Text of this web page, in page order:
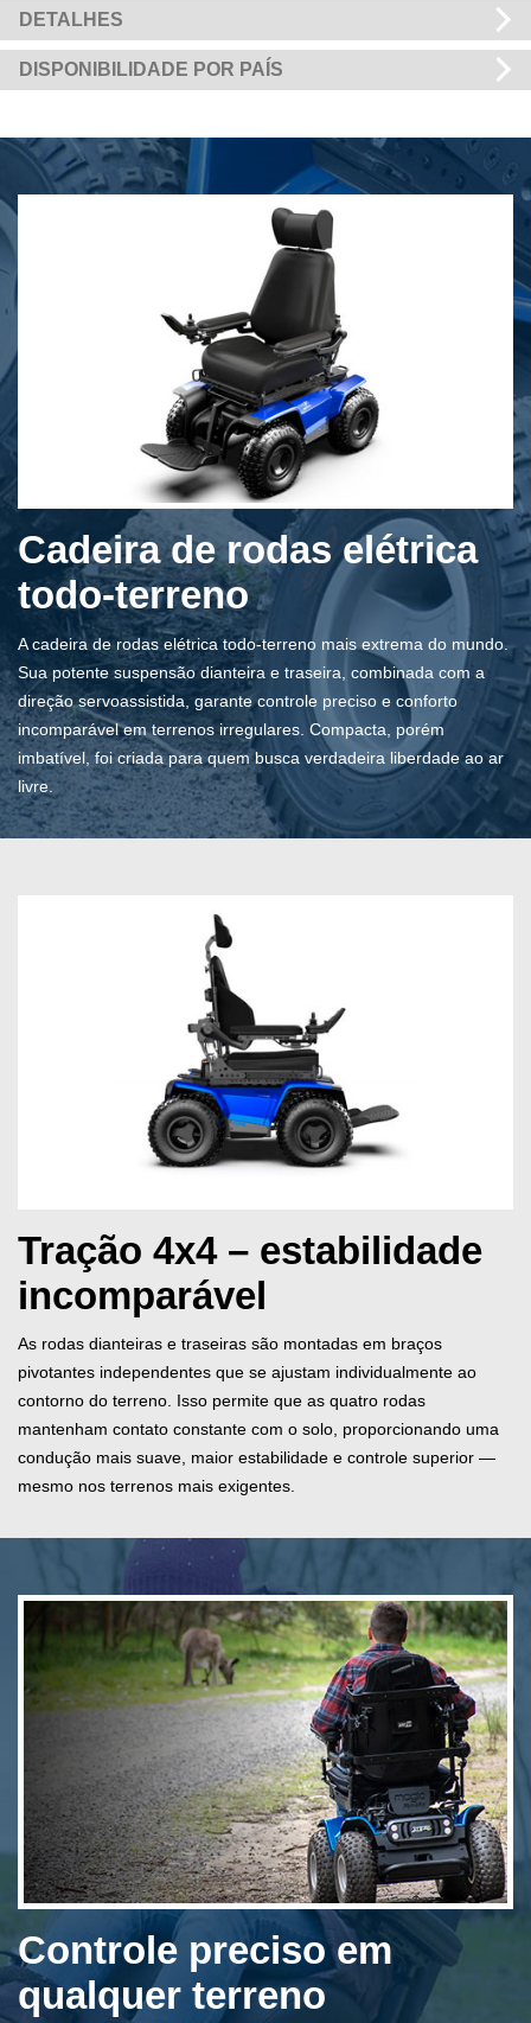
DETALHES
DISPONIBILIDADE POR PAÍS
Cadeira de rodas elétrica
todo-terreno
A cadeira de rodas elétrica todo-terreno mais extrema do mundo.
Sua potente suspensão dianteira e traseira, combinada com a
direção servoassistida, garante controle preciso e conforto
incomparável em terrenos irregulares. Compacta, porém
imbatível, foi criada para quem busca verdadeira liberdade ao ar
livre.
Tração 4x4 – estabilidade
incomparável
As rodas dianteiras e traseiras são montadas em braços
pivotantes independentes que se ajustam individualmente ao
contorno do terreno. Isso permite que as quatro rodas
mantenham contato constante com o solo, proporcionando uma
condução mais suave, maior estabilidade e controle superior —
mesmo nos terrenos mais exigentes.
Controle preciso em
qualquer terreno